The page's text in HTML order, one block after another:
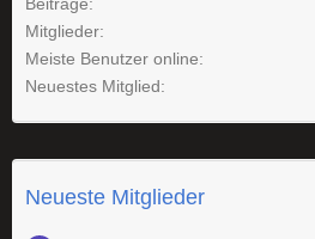
Beiträge
Mitglieder
Meiste Benutzer online
Neuestes Mitglied
Neueste Mitglieder